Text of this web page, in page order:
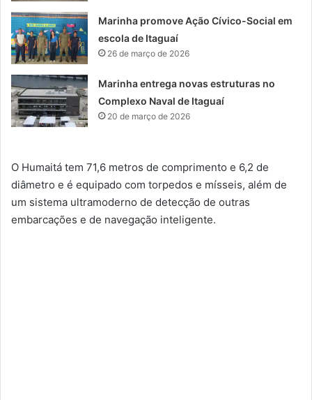
Marinha promove Ação Cívico-Social em
escola de Itaguaí
26 de março de 2026
Marinha entrega novas estruturas no
Complexo Naval de Itaguaí
20 de março de 2026
O Humaitá tem 71,6 metros de comprimento e 6,2 de
diâmetro e é equipado com torpedos e mísseis, além de
um sistema ultramoderno de detecção de outras
embarcações e de navegação inteligente.